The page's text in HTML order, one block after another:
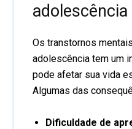
adolescência
Os transtornos
adolescência tem um
pode afetar sua vida
Algumas das
Dificuldade de